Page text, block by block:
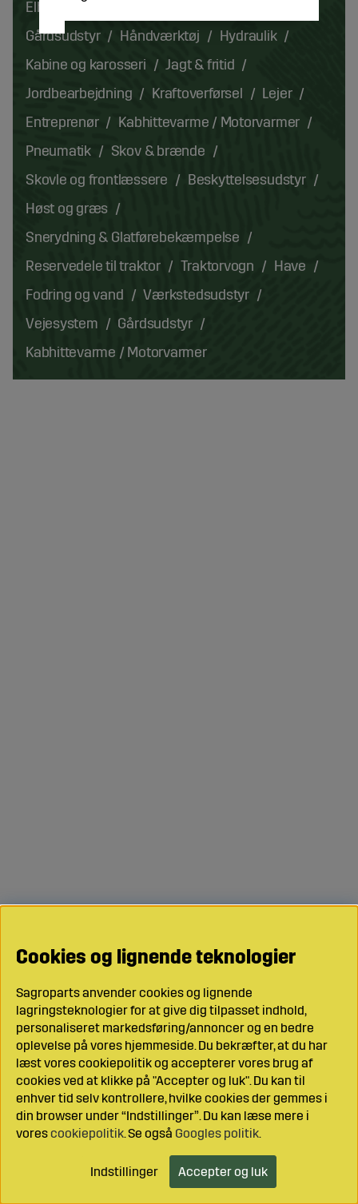
Elhegn
Gårdsudstyr
Håndværktøj
Hydraulik
Kabine og karosseri
Jagt & fritid
Jordbearbejdning
Kraftoverførsel
Lejer
Entreprenør
Kabhittevarme / Motorvarmer
Pneumatik
Skov & brænde
Skovle og frontlæssere
Beskyttelsesudstyr
Høst og græs
Snerydning & Glatførebekæmpelse
Reservedele til traktor
Traktorvogn
Have
Fodring og vand
Værkstedsudstyr
Vejesystem
Gårdsudstyr
Kabhittevarme / Motorvarmer
Cookies og lignende teknologier
Sagroparts anvender cookies og lignende
lagringsteknologier for at give dig tilpasset indhold,
personaliseret markedsføring/annoncer og en bedre
oplevelse på vores hjemmeside. Du bekræfter, at du har
læst vores cookiepolitik og accepterer vores brug af
cookies ved at klikke på "Accepter og luk". Du kan til
enhver tid selv kontrollere, hvilke cookies der gemmes i
din browser under “Indstillinger”. Du kan læse mere i
vorescookiepolitik. Se også Googles politik.
Indstillinger Accepter og luk